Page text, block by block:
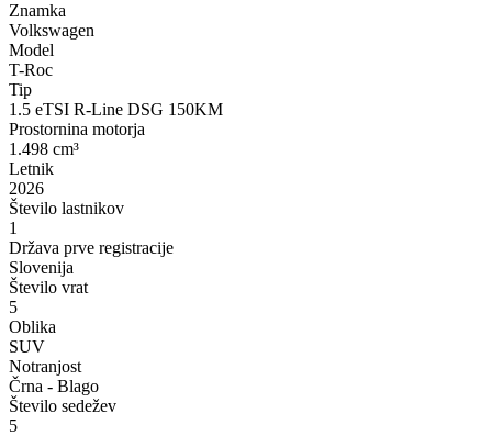
Znamka
Volkswagen
Model
T-Roc
Tip
1.5 eTSI R-Line DSG 150KM
Prostornina motorja
1.498 cm³
Letnik
2026
Število lastnikov
1
Država prve registracije
Slovenija
Število vrat
5
Oblika
SUV
Notranjost
Črna - Blago
Število sedežev
5